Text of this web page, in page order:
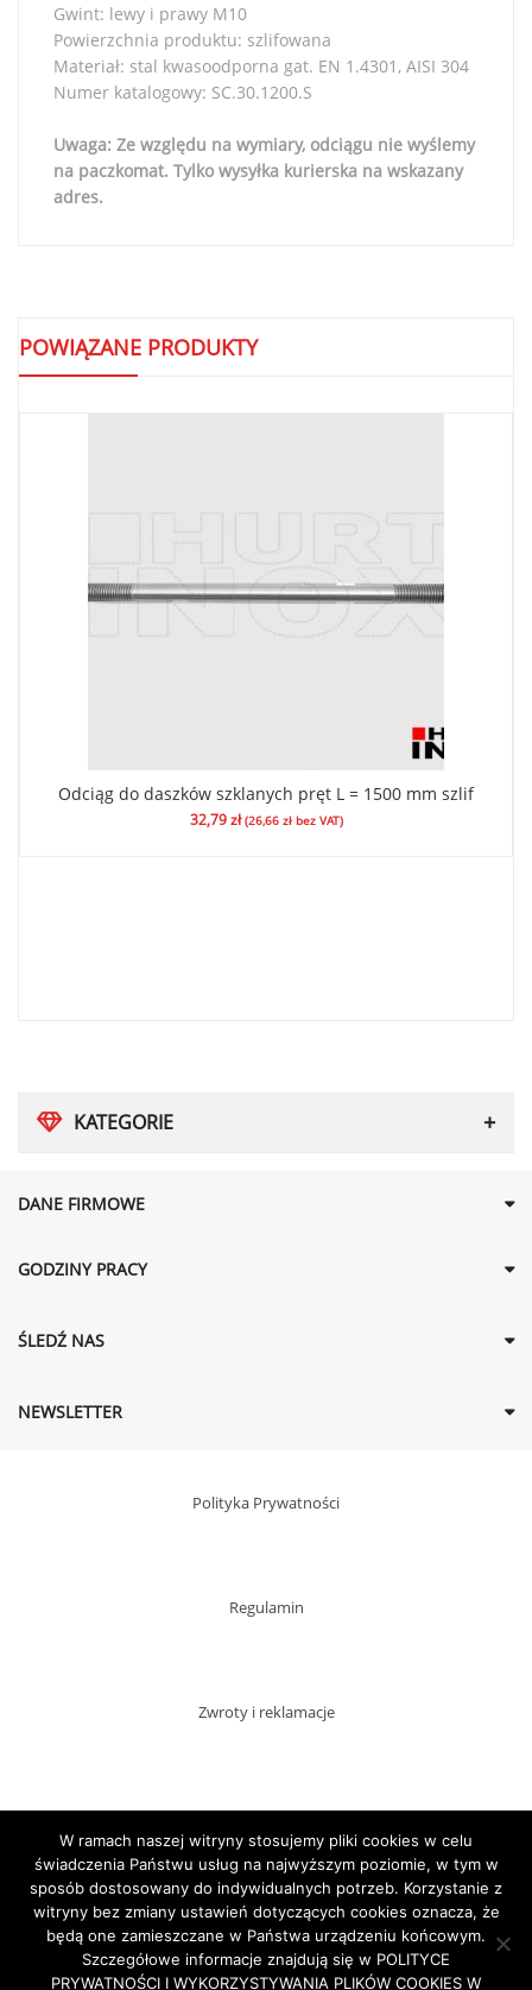
KATEGORIE
Gwint: lewy i prawy M10
Powierzchnia produktu: szlifowana
Materiał: stal kwasoodporna gat. EN 1.4301, AISI 304
Numer katalogowy: SC.30.1200.S
Uwaga: Ze względu na wymiary, odciągu nie wyślemy
na paczkomat. Tylko wysyłka kurierska na wskazany
adres.
POWIĄZANE PRODUKTY
Odciąg do daszków szklanych pręt L = 1500 mm szlif
32,79zł (26,66 złbez VAT)
DANE FIRMOWE
GODZINY PRACY
ŚLEDŹ NAS
NEWSLETTER
Polityka Prywatności
Regulamin
Zwroty i reklamacje
Dostawy
Płatności
W ramach naszej witryny stosujemy pliki cookies w celu
świadczenia Państwu usług na najwyższym poziomie, w tym w
sposób dostosowany do indywidualnych potrzeb. Korzystanie z
witryny bez zmiany ustawień dotyczących cookies oznacza, że
będą one zamieszczane w Państwa urządzeniu końcowym.
Szczegółowe informacje znajdują się w POLITYCE
PRYWATNOŚCI I WYKORZYSTYWANIA PLIKÓW COOKIES W